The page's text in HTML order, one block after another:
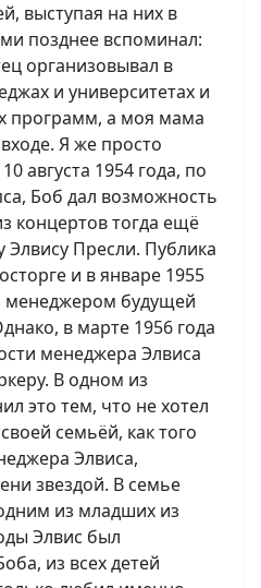
выступая на них в
позднее вспоминал:
организовывал в
и университетах и
программ, а моя мама
Я же просто
августа 1954 года, по
Боб дал возможность
концертов тогда ещё
Элвису Пресли. Публика
и в январе 1955
менеджером будущей
в марте 1956 года
менеджера Элвиса
В одном из
это тем, что не хотел
семьёй, как того
Элвиса,
звездой. В семье
из младших из
Элвис был
из всех детей